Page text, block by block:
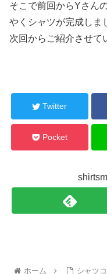
そこで前回からYさん
やくシャツが完成しま
次回からご紹介させて
Twitter
Pocket
ホーム シャツ